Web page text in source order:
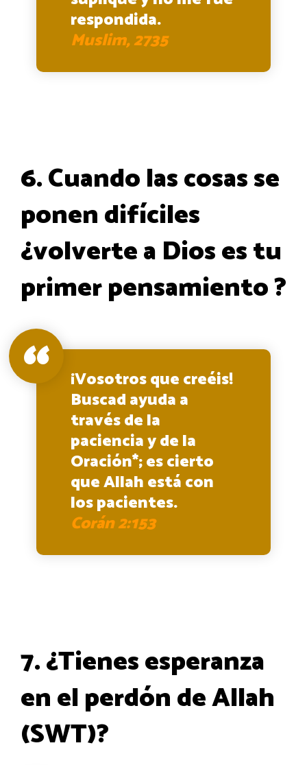
respondida.
Muslim, 2735
6. Cuando las cosas se
ponen difíciles
¿volverte a Dios es tu
primer pensamiento ?
¡Vosotros que creéis!
Buscad ayuda a
través de la
paciencia y de la
Oración*; es cierto
que Allah está con
los pacientes.
Corán 2:153
7. ¿Tienes esperanza
en el perdón de Allah
(SWT)?